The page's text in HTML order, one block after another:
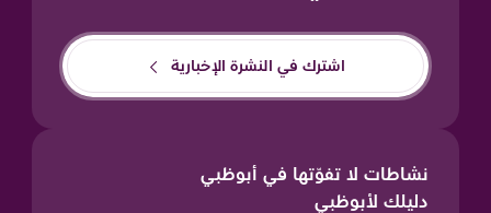
اشترك في النشرة الإخبارية
نشاطات لا تفوّتها في أبوظبي
دليلك لأبوظبي